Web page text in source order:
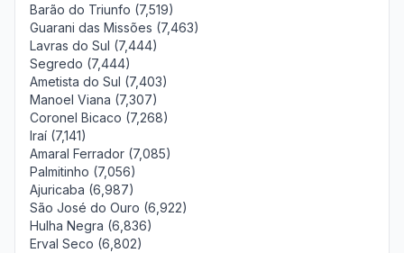
Barão do Triunfo (7,519)
Guarani das Missões (7,463)
Lavras do Sul (7,444)
Segredo (7,444)
Ametista do Sul (7,403)
Manoel Viana (7,307)
Coronel Bicaco (7,268)
Iraí (7,141)
Amaral Ferrador (7,085)
Palmitinho (7,056)
Ajuricaba (6,987)
São José do Ouro (6,922)
Hulha Negra (6,836)
Erval Seco (6,802)